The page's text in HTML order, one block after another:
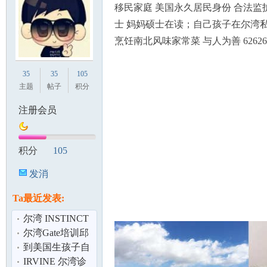
35
主题
35
帖子
105
积分
注册会员
积分 105
发消
Ta最近发表:
尔湾 INSTINCT
幼猫无物鸡肉罐
头5.5oz 11个
尔湾Gate培训邱
老师粗暴侮辱
到美国生孩子自
己带月嫂？有可
IRVINE 尔湾诊
移民家庭 美国永久居民身份 合法监
士 妈妈硕士在读；自己孩子在尔湾
烹饪南北风味家常菜 与人为善